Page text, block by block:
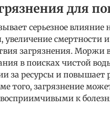
для
серьезное
смертности
загрязнения.
в поисках чистой
за ресурсы и
того, загрязнение
к